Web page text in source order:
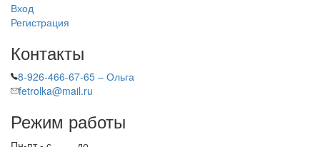
Вход
Регистрация
Контакты
8-926-466-67-65 – Ольга
fetrolka@mail.ru
Режим работы